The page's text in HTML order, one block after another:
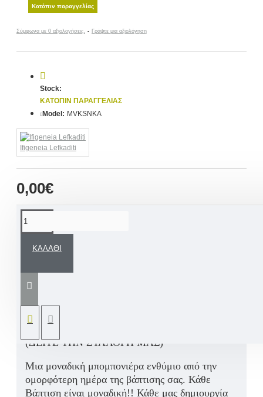
Κατόπιν παραγγελίας
Σύμφωνα με 0 αξιολογήσεις. - Γράψτε μια αξιολόγηση
0,00€
Stock:
ΚΑΤΌΠΙΝ ΠΑΡΑΓΓΕΛΊΑΣ
Model: MVKSNKA
Ifigeneia Lefkaditi
ΚΑΛΆΘΙ
τσιμεντένιο με προσωπική σας ευχή, αλλά και
το οποίο σχεδιάζουμε αποκλειστικά για εσάς
(ΔΕΙΤΕ ΤΗΝ ΣΥΛΛΟΓΗ ΜΑΣ)
Μια μοναδική μπομπονιέρα ενθύμιο από την
ομορφότερη ημέρα της βάπτισης σας. Κάθε
Βάπτιση είναι μοναδική!! Κάθε μας δημιουργία